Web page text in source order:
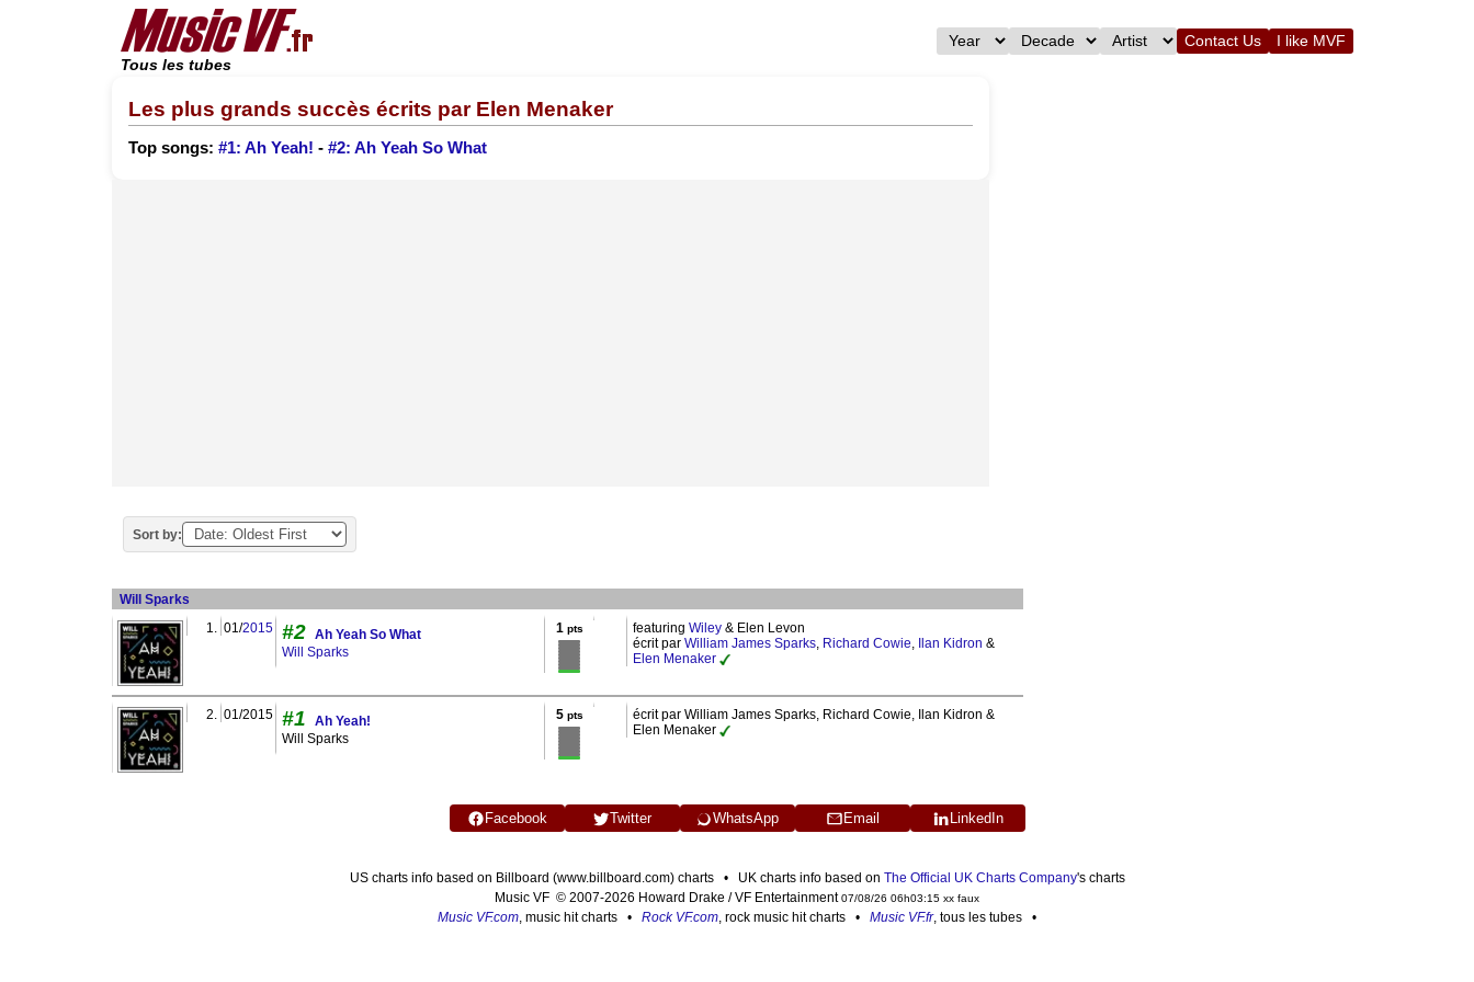
Tous les tubes
Contact Us I like MVF
Les plus grands succès écrits par Elen Menaker
Top songs: #1: Ah Yeah! - #2: Ah Yeah So What
Sort by:
Will Sparks
1. 01/2015 #2 Ah Yeah So What
Will Sparks
1 pts featuring Wiley & Elen Levon
écrit par William James Sparks, Richard Cowie, Ilan Kidron &
Elen Menaker
2. 01/2015 #1
Ah Yeah!
Will Sparks
5pts
écrit par William James Sparks, Richard Cowie, Ilan Kidron &
Elen Menaker
Facebook Twitter WhatsApp Email LinkedIn
US charts info based on Billboard (www.billboard.com) charts • UK charts info based on The Official UK Charts Company's charts
Music VF © 2007-2026 Howard Drake / VF Entertainment07/08/26 06h03:15 xx faux
Music VF.com, music hit charts • Rock VF.com, rock music hit charts • Music VF.fr, tous les tubes •